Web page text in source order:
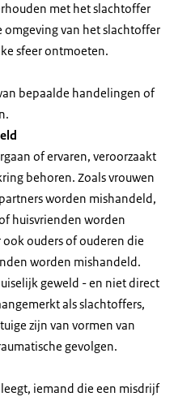
met het slachtoffer
van het slachtoffer
sfeer ontmoeten.
bepaalde handelingen of
of ervaren, veroorzaakt
behoren. Zoals vrouwen
worden mishandeld,
huisvrienden worden
ouders of ouderen die
worden mishandeld.
geweld - en niet direct
als slachtoffers,
zijn van vormen van
gevolgen.
iemand die een misdrijf